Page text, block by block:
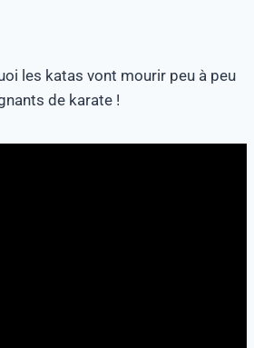
les katas vont mourir peu à peu
de karate !